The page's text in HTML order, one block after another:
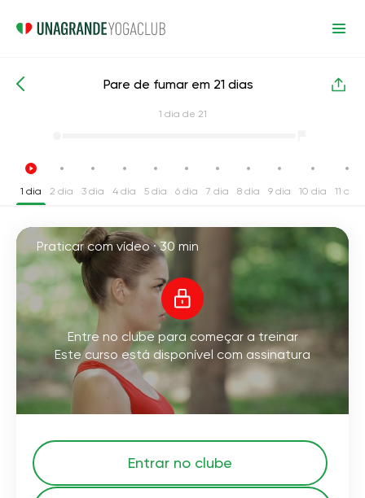
Cursos de yoga intensivos Hábitos
Pare de fumar em 21 dias
1 dia de 21
1 dia 2 dia 3 dia 4 dia 5 dia 6 dia 7 dia 8 dia 9 dia 10 dia 11 dia
Praticar com vídeo ·30 min
Entre no clube para começar a treinar
Este curso está disponível com assinatura
Entrar no clube